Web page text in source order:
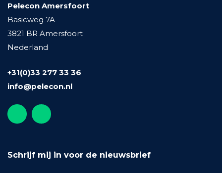
Pelecon Amersfoort
Basicweg 7A
3821 BR Amersfoort
Nederland
+31(0)33 277 33 36
info@pelecon.nl
Schrijf mij in voor de nieuwsbrief